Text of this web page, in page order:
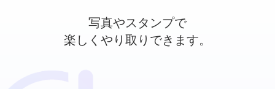
写真やスタンプで
楽しくやり取りできます。